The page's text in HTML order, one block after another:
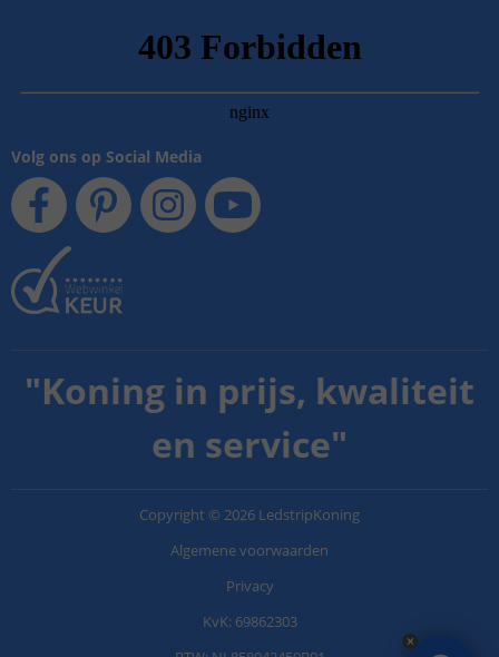
Volg ons op Social Media
"Koning in prijs, kwaliteit
en service"
Copyright © 2026 LedstripKoning
Algemene voorwaarden
Privacy
KvK: 69862303